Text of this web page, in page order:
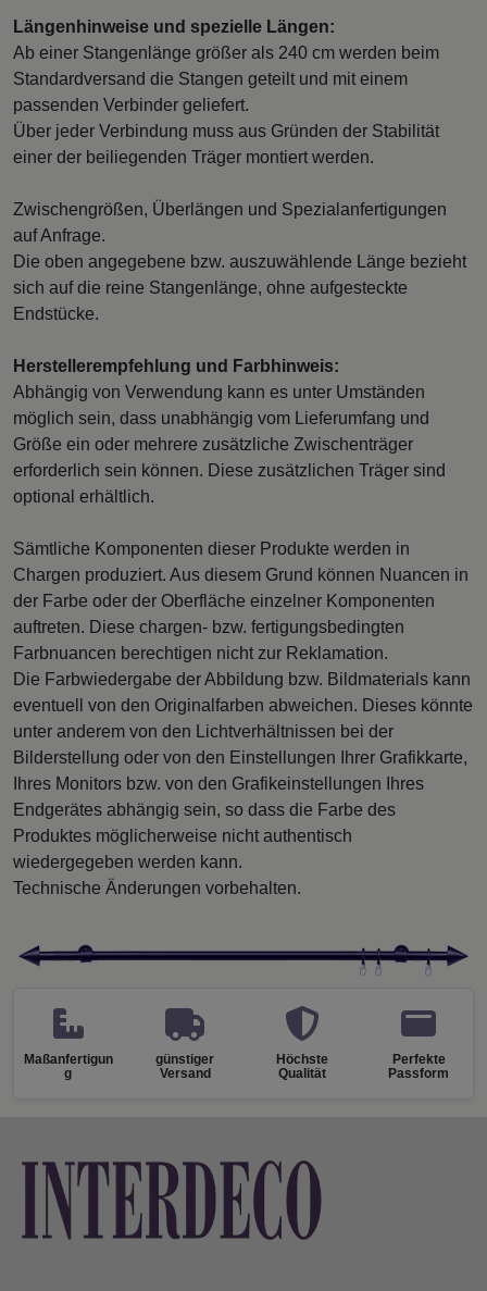
Längenhinweise und spezielle Längen:
Ab einer Stangenlänge größer als 240 cm werden beim
Standardversand die Stangen geteilt und mit einem
passenden Verbinder geliefert.
Über jeder Verbindung muss aus Gründen der Stabilität
einer der beiliegenden Träger montiert werden.
Zwischengrößen, Überlängen und Spezialanfertigungen
auf Anfrage.
Die oben angegebene bzw. auszuwählende Länge bezieht
sich auf die reine Stangenlänge, ohne aufgesteckte
Endstücke.
Herstellerempfehlung und Farbhinweis:
Abhängig von Verwendung kann es unter Umständen
möglich sein, dass unabhängig vom Lieferumfang und
Größe ein oder mehrere zusätzliche Zwischenträger
erforderlich sein können. Diese zusätzlichen Träger sind
optional erhältlich.
Sämtliche Komponenten dieser Produkte werden in
Chargen produziert. Aus diesem Grund können Nuancen in
der Farbe oder der Oberfläche einzelner Komponenten
auftreten. Diese chargen- bzw. fertigungsbedingten
Farbnuancen berechtigen nicht zur Reklamation.
Die Farbwiedergabe der Abbildung bzw. Bildmaterials kann
eventuell von den Originalfarben abweichen. Dieses könnte
unter anderem von den Lichtverhältnissen bei der
Bilderstellung oder von den Einstellungen Ihrer Grafikkarte,
Ihres Monitors bzw. von den Grafikeinstellungen Ihres
Endgerätes abhängig sein, so dass die Farbe des
Produktes möglicherweise nicht authentisch
wiedergegeben werden kann.
Technische Änderungen vorbehalten.
Maßanfertigun
g
günstiger
Versand
Höchste
Qualität
Perfekte
Passform